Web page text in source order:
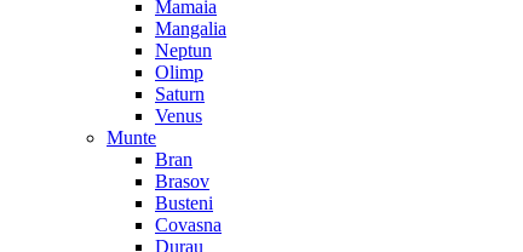
Mamaia
Mangalia
Neptun
Olimp
Saturn
Venus
Munte
Bran
Brasov
Busteni
Covasna
Durau